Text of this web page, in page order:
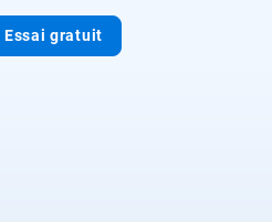
Essai gratuit